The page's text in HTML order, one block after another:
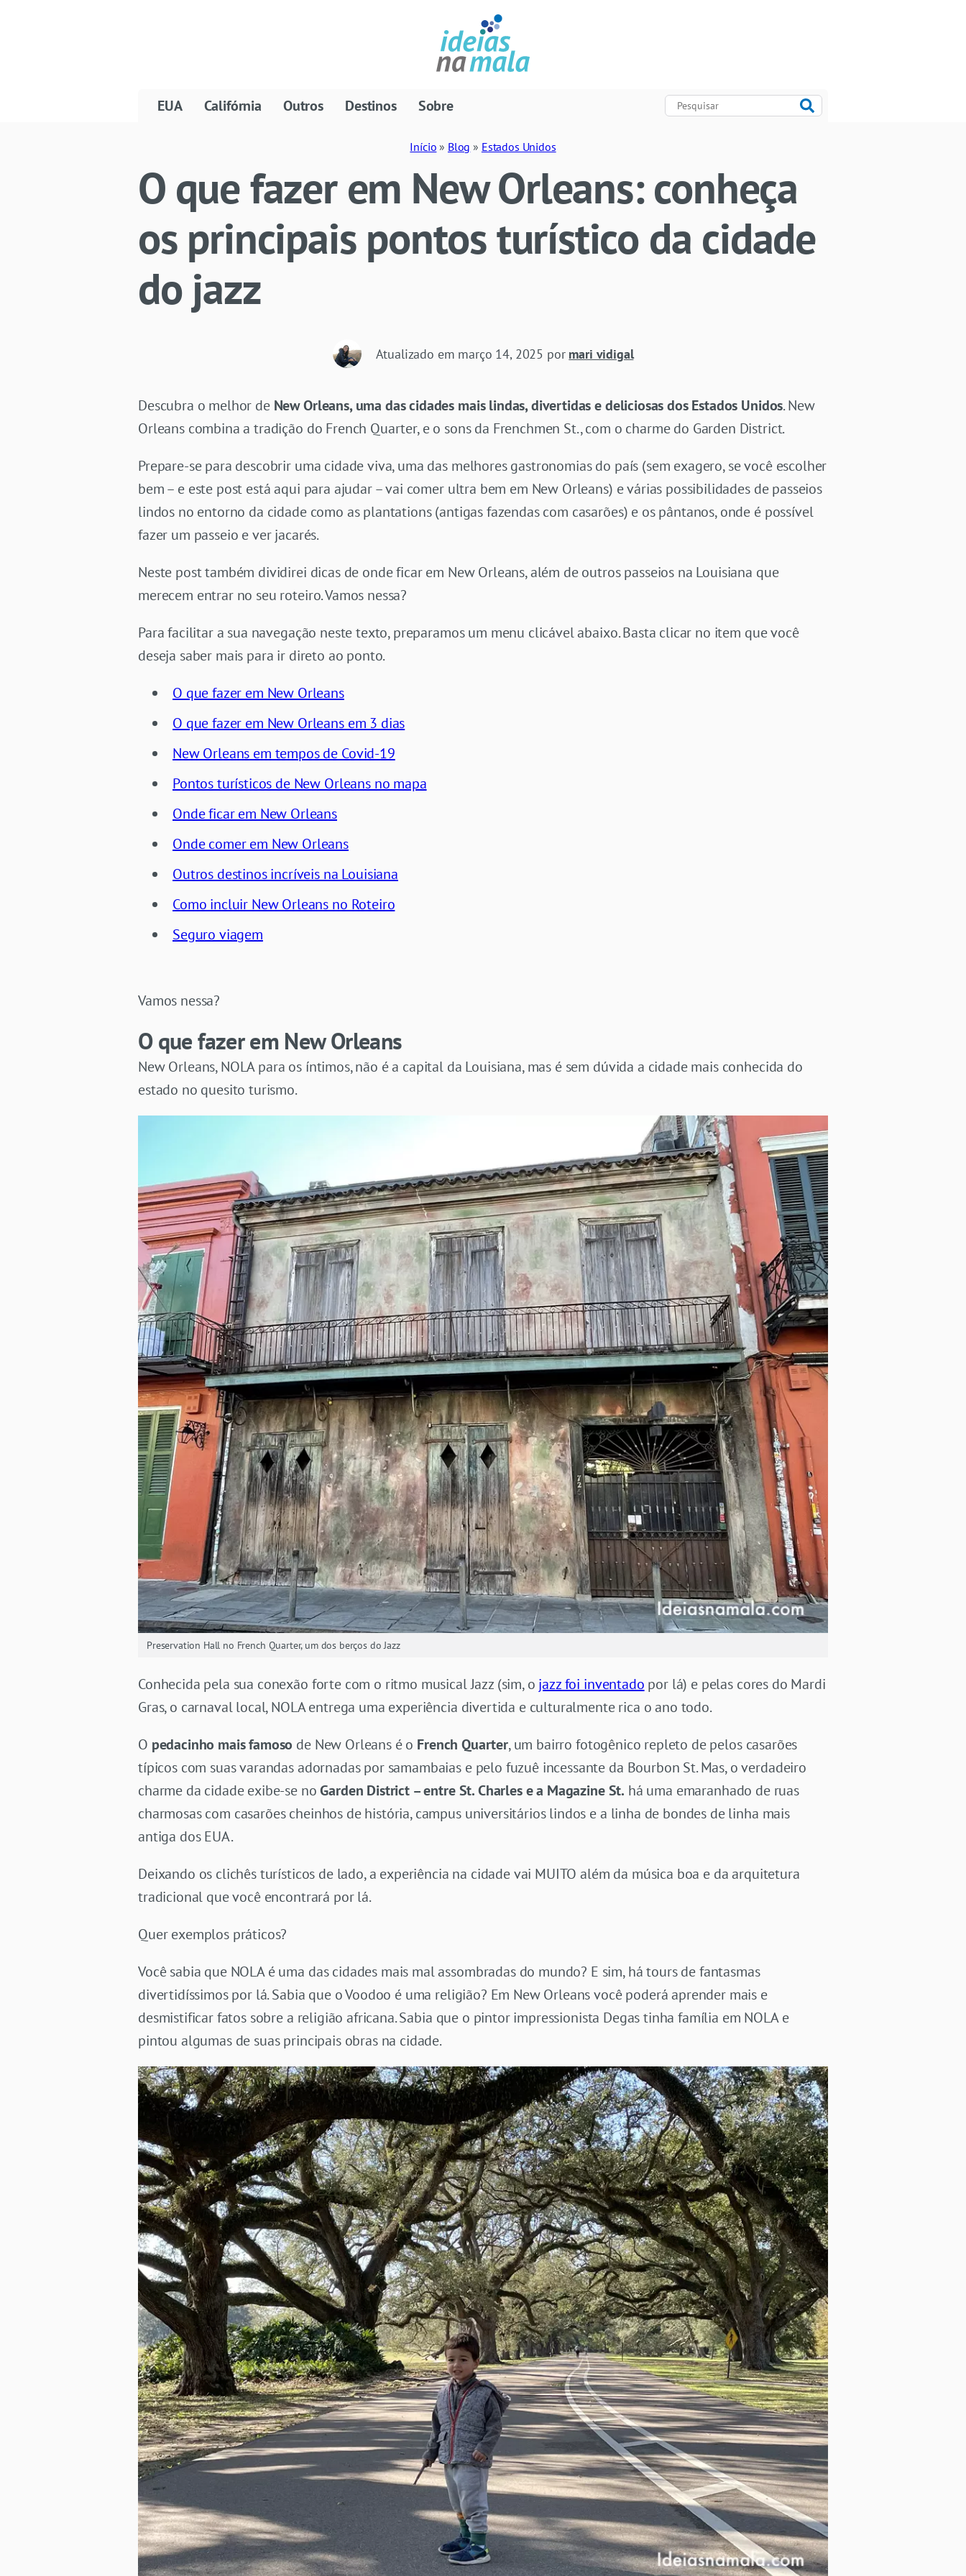
EUA Califórnia Outros Destinos Sobre
Início » Blog » Estados Unidos
O que fazer em New Orleans: conheça
os principais pontos turístico da cidade
do jazz
Atualizado em março 14, 2025 por mari vidigal
Descubra o melhor de New Orleans, uma das cidades mais lindas, divertidas e deliciosas dos Estados Unidos. New
Orleans combina a tradição do French Quarter, e o sons da Frenchmen St., com o charme do Garden District.
Prepare-se para descobrir uma cidade viva, uma das melhores gastronomias do país (sem exagero, se você escolher
bem – e este post está aqui para ajudar – vai comer ultra bem em New Orleans) e várias possibilidades de passeios
lindos no entorno da cidade como as plantations (antigas fazendas com casarões) e os pântanos, onde é possível
fazer um passeio e ver jacarés.
Neste post também dividirei dicas de onde ficar em New Orleans, além de outros passeios na Louisiana que
merecem entrar no seu roteiro. Vamos nessa?
Para facilitar a sua navegação neste texto, preparamos um menu clicável abaixo. Basta clicar no item que você
deseja saber mais para ir direto ao ponto.
O que fazer em New Orleans
O que fazer em New Orleans em 3 dias
New Orleans em tempos de Covid-19
Pontos turísticos de New Orleans no mapa
Onde ficar em New Orleans
Onde comer em New Orleans
Outros destinos incríveis na Louisiana
Como incluir New Orleans no Roteiro
Seguro viagem
Vamos nessa?
O que fazer em New Orleans
New Orleans, NOLA para os íntimos, não é a capital da Louisiana, mas é sem dúvida a cidade mais conhecida do
estado no quesito turismo.
Preservation Hall no French Quarter, um dos berços do Jazz
Conhecida pela sua conexão forte com o ritmo musical Jazz (sim, o jazz foi inventado por lá) e pelas cores do Mardi
Gras, o carnaval local, NOLA entrega uma experiência divertida e culturalmente rica o ano todo.
O pedacinho mais famoso de New Orleans é o French Quarter, um bairro fotogênico repleto de pelos casarões
típicos com suas varandas adornadas por samambaias e pelo fuzuê incessante da Bourbon St. Mas, o verdadeiro
charme da cidade exibe-se noGarden District – entre St. Charles e a Magazine St. há uma emaranhado de ruas
charmosas com casarões cheinhos de história, campus universitários lindos e a linha de bondes de linha mais
antiga dos EUA.
Deixando os clichês turísticos de lado, a experiência na cidade vai MUITO além da música boa e da arquitetura
tradicional que você encontrará por lá.
Quer exemplos práticos?
Você sabia que NOLA é uma das cidades mais mal assombradas do mundo? E sim, há tours de fantasmas
divertidíssimos por lá. Sabia que o Voodoo é uma religião? Em New Orleans você poderá aprender mais e
desmistificar fatos sobre a religião africana. Sabia que o pintor impressionista Degas tinha família em NOLA e
pintou algumas de suas principais obras na cidade.